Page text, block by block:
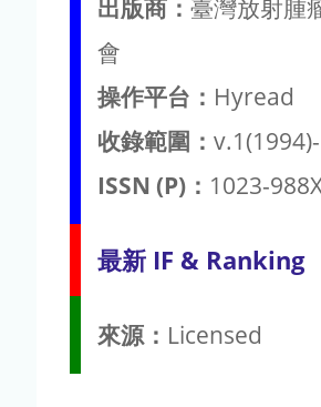
出版商： 臺灣放射腫
會
操作平台： Hyread
收錄範圍： v.1(1994)-
ISSN (P)： 1023-
最新 IF & Ranking
來源： Licensed